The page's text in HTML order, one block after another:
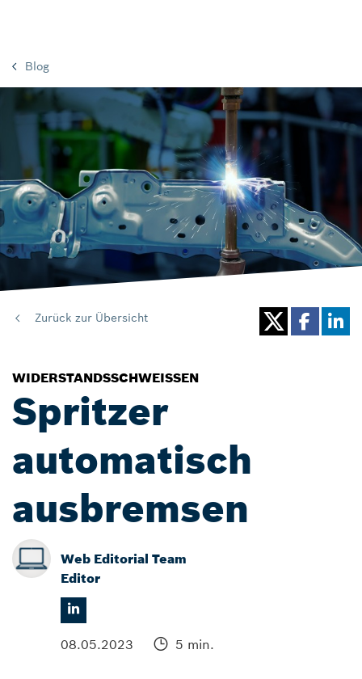
Blog
Zurück zur Übersicht
WIDERSTANDSSCHWEISSEN
Spritzer
automatisch
ausbremsen
Web Editorial Team
Editor
08.05.2023 5 min.